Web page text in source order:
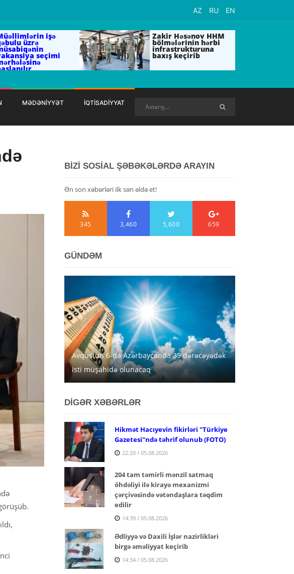
AZ RU EN
işə
üzrə
seçimi
Zakir Həsənov HHM
bölmələrinin hərbi
infrastrukturuna
baxış keçirib
MƏDƏNİYYƏT İQTİSADİYYAT
BİZİ SOSİAL ŞƏBƏKƏLƏRDƏ ARAYIN
Ən son xəbərləri ilk sən əldə et!
345 3,460 5,600 659
GÜNDƏM
Avqustun 6-da Azərbaycanda 39 dərəcəyədək
isti müşahidə olunacaq
DİGƏR XƏBƏRLƏR
Hikmət Hacıyevin fikirləri "Türkiye
Gazetesi"ndə təhrif olunub (FOTO)
22:20 / 05.08.2026
204 tam təmirli mənzil satmaq
öhdəliyi ilə kirayə mexanizmi
çərçivəsində vətəndaşlara təqdim
edilir
14:39 / 05.08.2026
Ədliyyə və Daxili İşlər nazirlikləri
birgə əməliyyat keçirib
14:34 / 05.08.2026